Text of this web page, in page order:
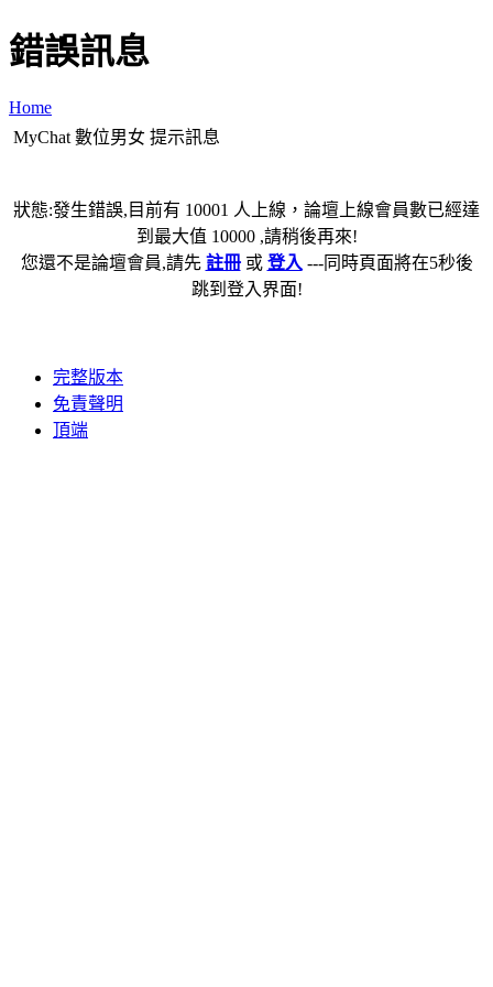
錯誤訊息
Home
MyChat 數位男女 提示訊息
狀態:發生錯誤,目前有 10001 人上線，論壇上線會員數已經達
到最大值 10000 ,請稍後再來!
您還不是論壇會員,請先 註冊或 登入 ---同時頁面將在5秒後
跳到登入界面!
完整版本
免責聲明
頂端